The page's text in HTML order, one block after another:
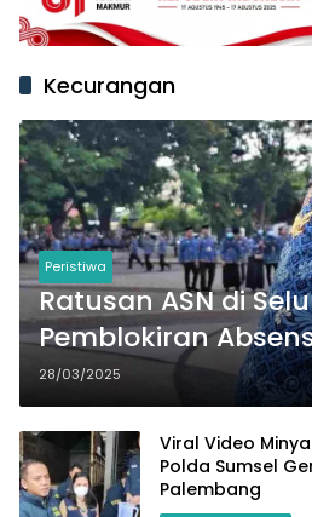
Kecurangan
Peristiwa
Ratusan ASN di
Pemblokiran
Gunakan Foto dan
28/03/2025
Viral Video
Polda Sumsel
Palembang